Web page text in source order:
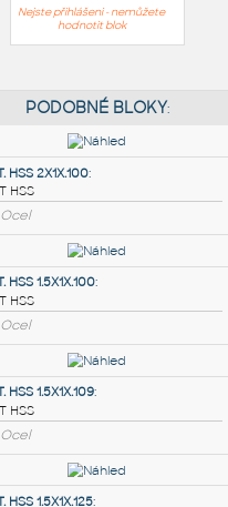
Nejste přihlášeni - nemůžete
hodnotit blok
PODOBNÉ BLOKY:
HSS 2X1X.100
Ocel
RECT. HSS 1.5X1X.100
HSS